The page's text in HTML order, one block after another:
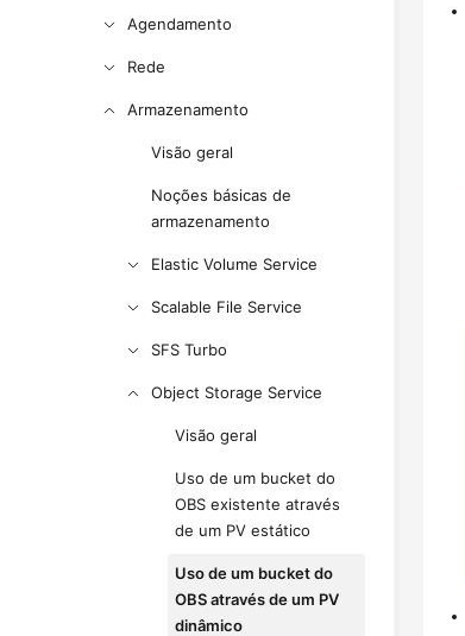
Agendamento
Rede
Armazenamento
Visão geral
Noções básicas de
armazenamento
Elastic Volume Service
Scalable File Service
SFS Turbo
Object Storage Service
Visão geral
Uso de um bucket do
OBS existente através
de um PV estático
Uso de um bucket do
OBS através de um PV
dinâmico